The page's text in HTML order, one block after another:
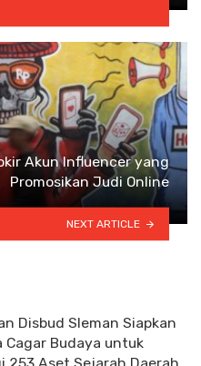
Akun Influencer yang
Promosikan Judi Online
NEXT ARTICLE
Disbud Sleman Siapkan
Cagar Budaya untuk